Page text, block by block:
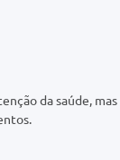
da saúde, mas